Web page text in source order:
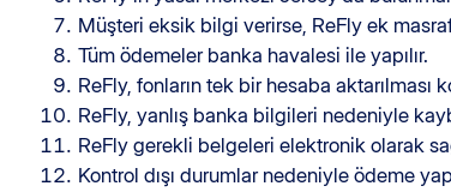
Müşteri eksik bilgi verirse, ReFly ek
Tüm ödemeler banka havalesi ile yapılır.
ReFly, fonların tek bir hesaba aktarılması
ReFly, yanlış banka bilgileri nedeniyle
ReFly gerekli belgeleri elektronik olarak
Kontrol dışı durumlar nedeniyle ödeme